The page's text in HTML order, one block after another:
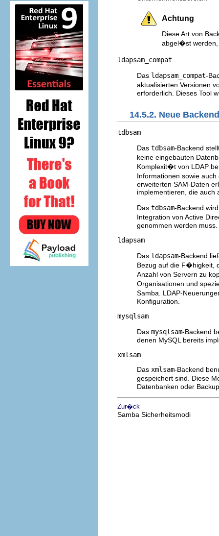
Achtung
Diese Art von
abgel�st werden,
ldapsam_compat
Das ldapsam_compat-
aktualisierten Versionen
erforderlich. Dieses Tool
14.5.2. Neue
tdbsam
Das tdbsam-Backend
keine eingebauten
Komplexit�t von LDAP
Informationen sowie
erweiterten SAM-Daten
implementieren, die auch
Das tdbsam-Backend
Integration von Active
genommen werden muss.
ldapsam
Das ldapsam-Backend
Bezug auf die F�higkeit,
Anzahl von Servern zu
Organisationen und
Samba. LDAP-
Konfiguration.
mysqlsam
Das mysqlsam-Backend
denen MySQL bereits
xmlsam
Das xmlsam-Backend
gespeichert sind. Diese
Datenbanken oder
Zur�ck
Samba Sicherheitsmodi